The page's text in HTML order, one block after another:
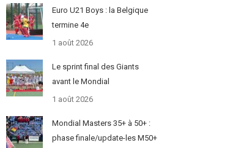
Euro U21 Boys : la Belgique
termine 4e
1 août 2026
Le sprint final des Giants
avant le Mondial
1 août 2026
Mondial Masters 35+ à 50+ :
phase finale/update-les M50+